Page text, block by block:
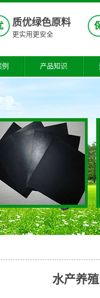
质优绿色原料
更实用更安全
产品知识
水产养